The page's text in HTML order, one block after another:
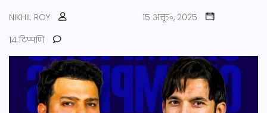
NIKHIL ROY
15 अक्तू॰, 2025
14 टिप्पणि